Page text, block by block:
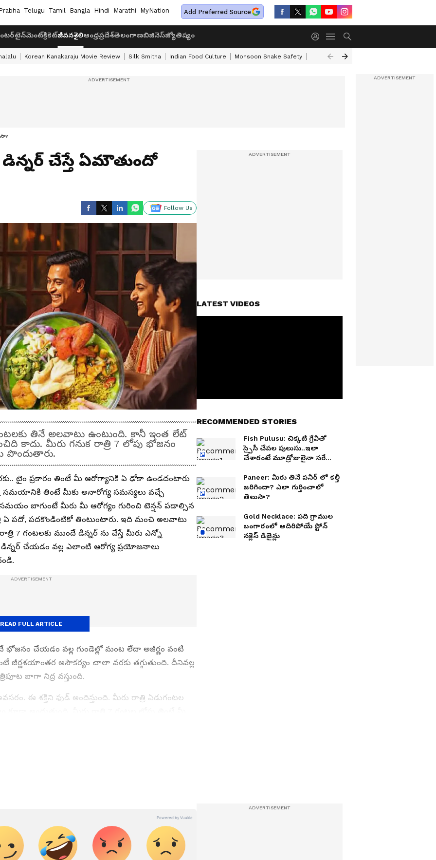
Telugu Tamil Bangla Hindi Marathi MyNation Add Preferred Source
క్రికెట్జీవనశైలిఆంధ్రప్రదేశ్తెలంగాణబిజినెస్జ్యోతిష్యం
Korean Kanakaraju Movie Review Silk Smitha Indian Food Culture Monsoon Snake Safety Akkineni Nageswara Rao
చేస్తే ఏమౌతుందో
Follow Us
తినే అలవాటు ఉంటుంది. కానీ ఇంత లేట్
కాదు. మీరు గనుక రాత్రి 7 లోపు భోజనం
పొందుతారు.
టైం ప్రకారం తింటే మీ ఆరోగ్యానికి ఏ ఢోకా ఉండదంటారు
సమయానికి తింటే మీకు అనారోగ్య సమస్యలు వచ్చే
బాగుంటే మీరు మీ ఆరోగ్యం గురించి టెన్షన్ పడాల్సిన
పదో, పదకొండింటికో తింటుంటారు. ఇది మంచి అలవాటు
7 గంటలకు ముందే డిన్నర్ ను చేస్తే మీరు ఎన్నో
చేయడం వల్ల ఎలాంటి ఆరోగ్య ప్రయోజనాలు
భోజనం చేయడం వల్ల గుండెల్లో మంట లేదా అజీర్ణం వంటి
జీర్ణశయాంతర అసౌకర్యం చాలా వరకు తగ్గుతుంది. దీనివల్ల
బాగా నిద్ర వస్తుంది.
ఈ శక్తిని ఫుడ్ అందిస్తుంది. మీరు రాత్రి ఏడుగంటల
READ FULL ARTICLE
LATEST VIDEOS
RECOMMENDED STORIES
Fish Pulusu: చిక్కటి గ్రేవీతో
స్పైసీ చేపల పులుసు..ఇలా
చేశారంటే మూడ్రోజులైనా సరే
Paneer: మీరు తినే పనీర్ లో కల్తీ
జరిగిందా? ఎలా గుర్తించాలో
తెలుసా?
Gold Necklace: పది గ్రాముల
బంగారంలో అదిరిపోయే స్టోన్
నక్లెస్ డిజైన్లు